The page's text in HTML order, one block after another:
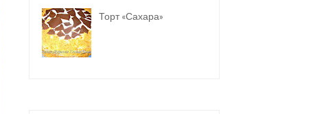
Торт «Сахара»